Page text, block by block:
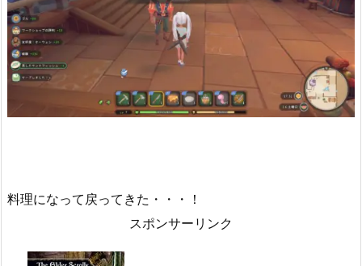
料理になって戻ってきた・・・！
スポンサーリンク